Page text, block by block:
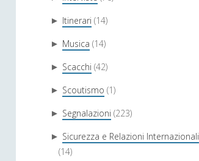
► Itinerari (14)
► Musica (14)
► Scacchi (42)
► Scoutismo (1)
► Segnalazioni (223)
► Sicurezza e Relazioni Internazionali
(14)